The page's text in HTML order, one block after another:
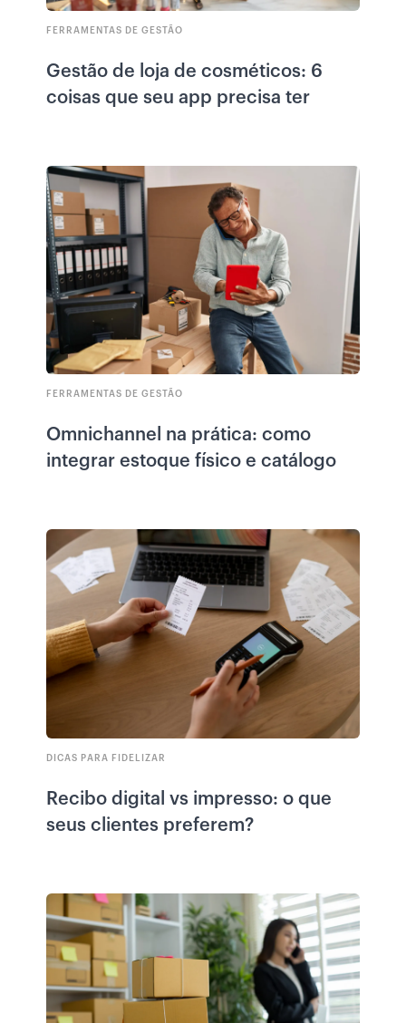
FERRAMENTAS DE GESTÃO
Gestão de loja de cosméticos: 6
coisas que seu app precisa ter
FERRAMENTAS DE GESTÃO
Omnichannel na prática: como
integrar estoque físico e catálogo
DICAS PARA FIDELIZAR
Recibo digital vs impresso: o que
seus clientes preferem?